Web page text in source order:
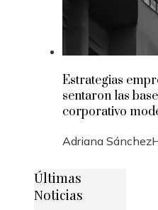
Estrategias
sentaron las
corporativo
Adriana Sánchez
Últimas
Noticias